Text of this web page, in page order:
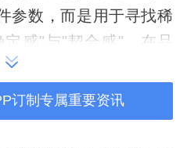
参数，而是用于寻找稀
感"与"契合感"。在品
条件趋同的前提下，情
决策的关键催化剂。
订制专属重要资讯